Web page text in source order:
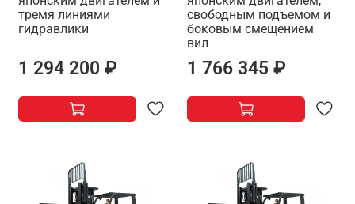
тремя линиями
гидравлики
1 294 200 ₽
свободным подъемом и
боковым смещением
вил
1 766 345 ₽